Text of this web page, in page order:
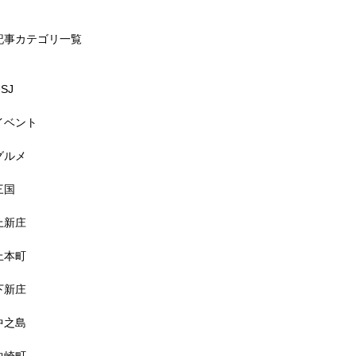
事カテゴリ一覧
ベント
ルメ
国
新庄
本町
新庄
之島